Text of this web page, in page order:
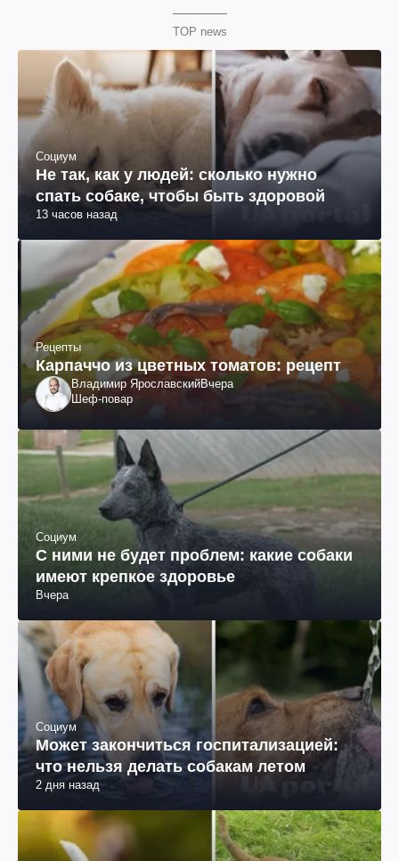
TOP news
Социум
Не так, как у людей: сколько нужно
спать собаке, чтобы быть здоровой
13 часов назад
Рецепты
Карпаччо из цветных томатов: рецепт
Владимир ЯрославскийВчера
Шеф-повар
Социум
С ними не будет проблем: какие собаки
имеют крепкое здоровье
Вчера
Социум
Может закончиться госпитализацией:
что нельзя делать собакам летом
2 дня назад